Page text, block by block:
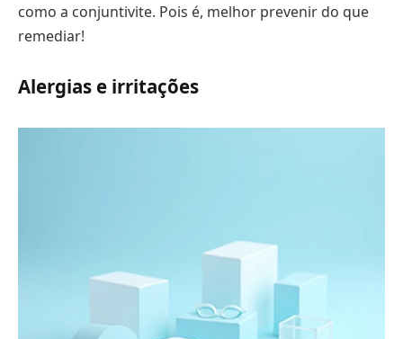
como a conjuntivite. Pois é, melhor prevenir do que
remediar!
Alergias e irritações